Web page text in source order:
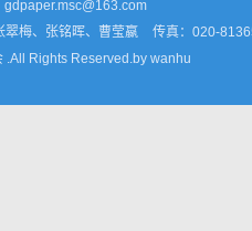
gdpaper.msc@163.com
梅、张铭晖、曹莹嬴
传真：020-
.All Rights Reserved.by wanhu